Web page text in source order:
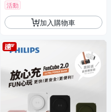
活動
加入購物車